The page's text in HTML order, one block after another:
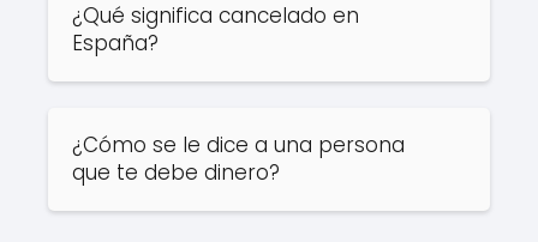
¿Qué significa cancelado en
España?
¿Cómo se le dice a una persona
que te debe dinero?